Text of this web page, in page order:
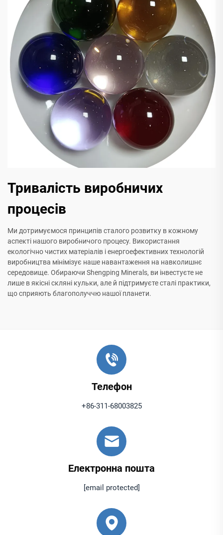
Тривалість виробничих
процесів
Ми дотримуємося принципів сталого розвитку в кожному
аспекті нашого виробничого процесу. Використання
екологічно чистих матеріалів і енергоефективних технологій
виробництва мінімізує наше навантаження на навколишнє
середовище. Обираючи Shengping Minerals, ви інвестуєте не
лише в якісні скляні кульки, але й підтримуєте сталі практики,
що сприяють благополуччю нашої планети.
Телефон
+86-311-68003825
Електронна пошта
[email protected]